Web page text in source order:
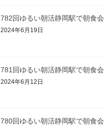
782回ゆるい朝活静岡駅で朝食会
2024年6月19日
781回ゆるい朝活静岡駅で朝食会
2024年6月12日
780回ゆるい朝活静岡駅で朝食会